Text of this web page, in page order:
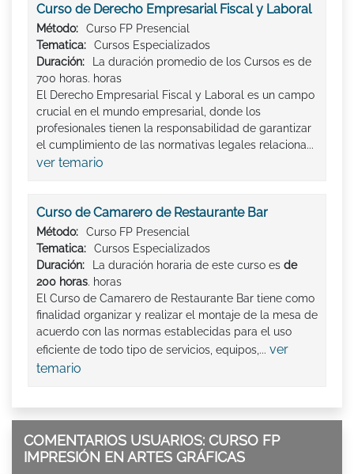
Curso de Derecho Empresarial Fiscal y Laboral
Método:
Curso FP Presencial
Tematica:
Cursos Especializados
Duración:
La duración promedio de los Cursos es de
700 horas. horas
El Derecho Empresarial Fiscal y Laboral es un campo
crucial en el mundo empresarial, donde los
profesionales tienen la responsabilidad de garantizar
el cumplimiento de las normativas legales relaciona...
ver temario
Curso de Camarero de Restaurante Bar
Método:
Curso FP Presencial
Tematica:
Cursos Especializados
Duración:
La duración horaria de este curso es de
200 horas. horas
El Curso de Camarero de Restaurante Bar tiene como
finalidad organizar y realizar el montaje de la mesa de
acuerdo con las normas establecidas para el uso
eficiente de todo tipo de servicios, equipos,... ver
temario
COMENTARIOS USUARIOS: CURSO FP
IMPRESIÓN EN ARTES GRÁFICAS